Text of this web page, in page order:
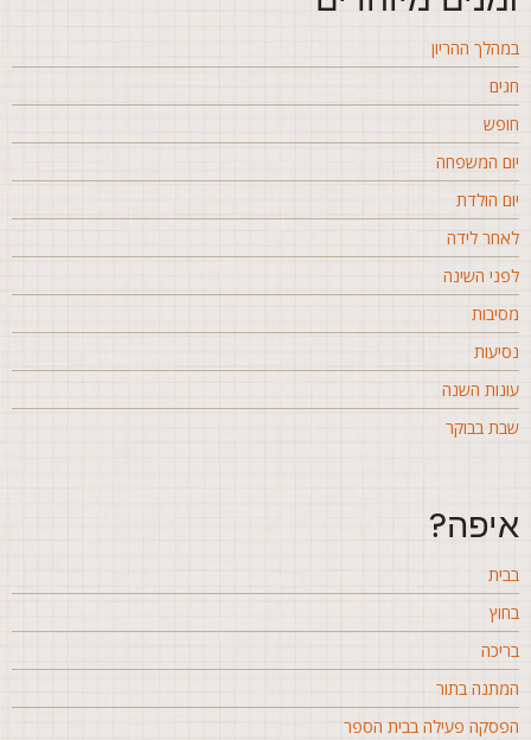
ההריון
המשפחה
הולדת
לידה
השינה
השנה
בבוקר
בתור
פעילה בבית הספר